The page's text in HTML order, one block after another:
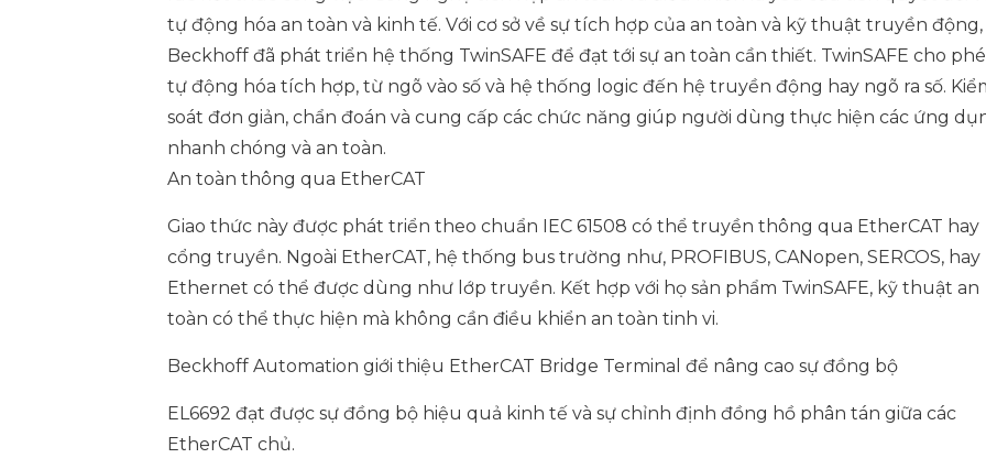
tự động hóa an toàn và kinh tế. Với cơ sở về sự tích hợp của an toàn và kỹ thuật truyền động,
Beckhoff đã phát triển hệ thống TwinSAFE để đạt tới sự an toàn cần thiết. TwinSAFE cho
tự động hóa tích hợp, từ ngõ vào số và hệ thống logic đến hệ truyền động hay ngõ ra số.
soát đơn giản, chẩn đoán và cung cấp các chức năng giúp người dùng thực hiện các ứng
nhanh chóng và an toàn.
An toàn thông qua EtherCAT
Giao thức này được phát triển theo chuẩn IEC 61508 có thể truyền thông qua EtherCAT hay
cổng truyền. Ngoài EtherCAT, hệ thống bus trường như, PROFIBUS, CANopen, SERCOS, hay
Ethernet có thể được dùng như lớp truyền. Kết hợp với họ sản phẩm TwinSAFE, kỹ thuật an
toàn có thể thực hiện mà không cần điều khiển an toàn tinh vi.
Beckhoff Automation giới thiệu EtherCAT Bridge Terminal để nâng cao sự đồng bộ
EL6692 đạt được sự đồng bộ hiệu quả kinh tế và sự chỉnh định đồng hồ phân tán giữa các
EtherCAT chủ.